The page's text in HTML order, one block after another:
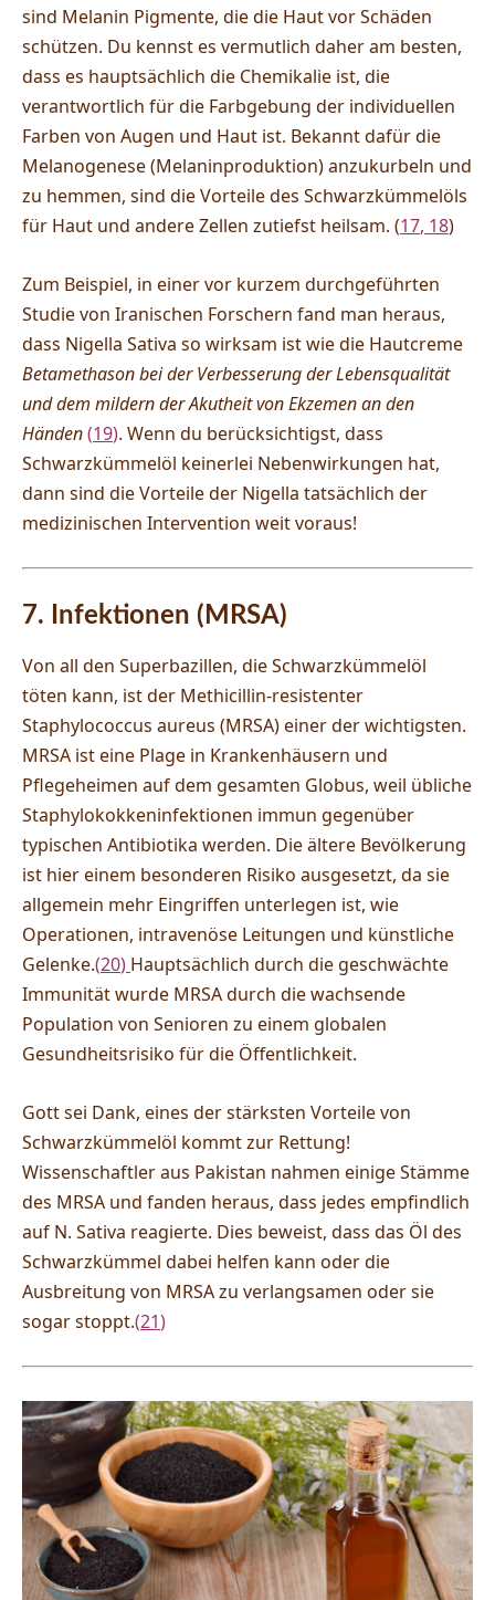
sind Melanin Pigmente, die die Haut vor Schäden
schützen. Du kennst es vermutlich daher am besten,
dass es hauptsächlich die Chemikalie ist, die
verantwortlich für die Farbgebung der individuellen
Farben von Augen und Haut ist. Bekannt dafür die
Melanogenese (Melaninproduktion) anzukurbeln und
zu hemmen, sind die Vorteile des Schwarzkümmelöls
für Haut und andere Zellen zutiefst heilsam. (17, 18)
Zum Beispiel, in einer vor kurzem durchgeführten
Studie von Iranischen Forschern fand man heraus,
dass Nigella Sativa so wirksam ist wie die Hautcreme
Betamethason bei der Verbesserung der Lebensqualität
und dem mildern der Akutheit von Ekzemen an den
Händen(19). Wenn du berücksichtigst, dass
Schwarzkümmelöl keinerlei Nebenwirkungen hat,
dann sind die Vorteile der Nigella tatsächlich der
medizinischen Intervention weit voraus!
7. Infektionen (MRSA)
Von all den Superbazillen, die Schwarzkümmelöl
töten kann, ist der Methicillin-resistenter
Staphylococcus aureus (MRSA) einer der wichtigsten.
MRSA ist eine Plage in Krankenhäusern und
Pflegeheimen auf dem gesamten Globus, weil übliche
Staphylokokkeninfektionen immun gegenüber
typischen Antibiotika werden. Die ältere Bevölkerung
ist hier einem besonderen Risiko ausgesetzt, da sie
allgemein mehr Eingriffen unterlegen ist, wie
Operationen, intravenöse Leitungen und künstliche
Gelenke.(20) Hauptsächlich durch die geschwächte
Immunität wurde MRSA durch die wachsende
Population von Senioren zu einem globalen
Gesundheitsrisiko für die Öffentlichkeit.
Gott sei Dank, eines der stärksten Vorteile von
Schwarzkümmelöl kommt zur Rettung!
Wissenschaftler aus Pakistan nahmen einige Stämme
des MRSA und fanden heraus, dass jedes empfindlich
auf N. Sativa reagierte. Dies beweist, dass das Öl des
Schwarzkümmel dabei helfen kann oder die
Ausbreitung von MRSA zu verlangsamen oder sie
sogar stoppt.(21)